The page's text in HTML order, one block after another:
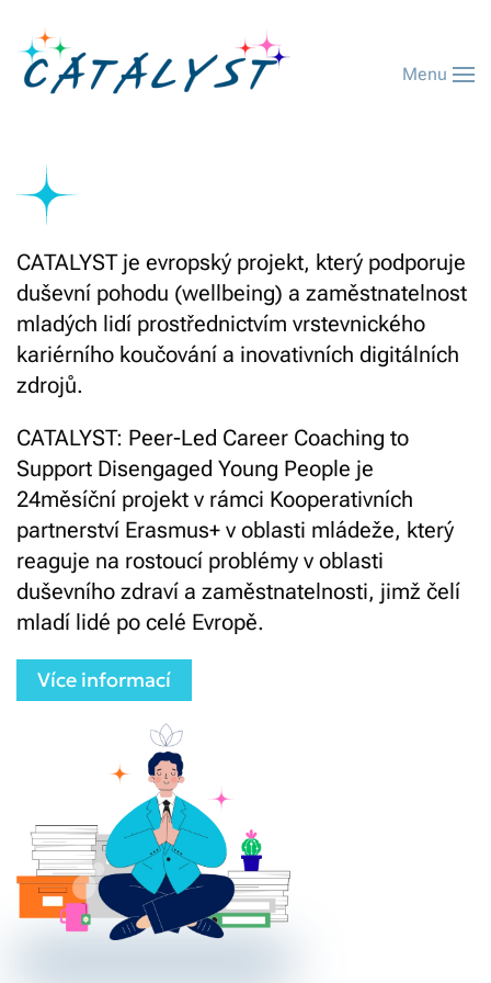
Menu
CATALYST je evropský projekt, který podporuje
duševní pohodu (wellbeing) a zaměstnatelnost
mladých lidí prostřednictvím vrstevnického
kariérního koučování a inovativních digitálních
zdrojů.
CATALYST: Peer-Led Career Coaching to
Support Disengaged Young People je
24měsíční projekt v rámci Kooperativních
partnerství Erasmus+ v oblasti mládeže, který
reaguje na rostoucí problémy v oblasti
duševního zdraví a zaměstnatelnosti, jimž čelí
mladí lidé po celé Evropě.
Více informací